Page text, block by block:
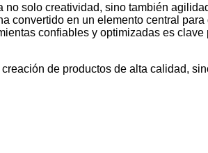
solo creatividad, sino también
en un elemento central
confiables y optimizadas es
de productos de alta calidad,